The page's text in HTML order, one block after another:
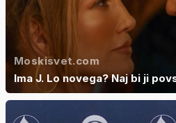
Moskisvet.com
Ima J. Lo novega? Naj bi ji